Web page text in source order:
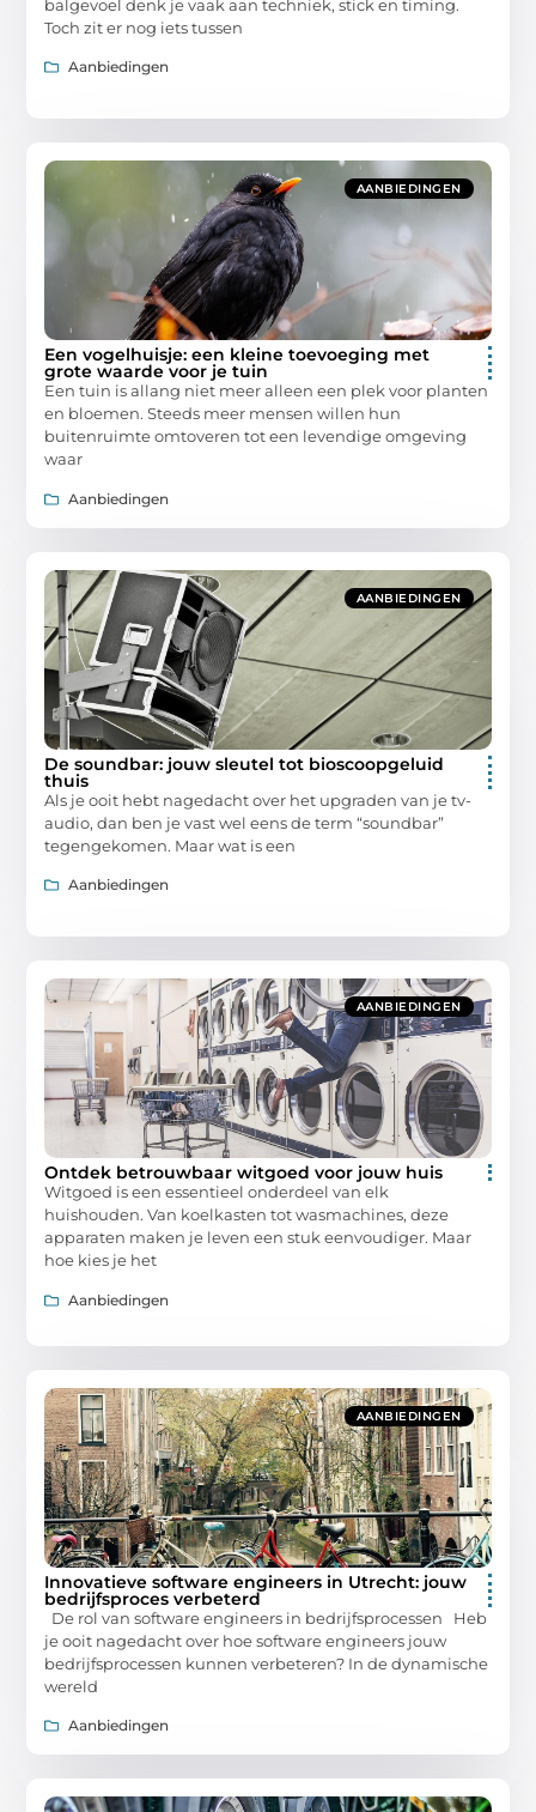
balgevoel denk je vaak aan techniek, stick en timing.
Toch zit er nog iets tussen
Aanbiedingen
AANBIEDINGEN
Een vogelhuisje: een kleine toevoeging met
grote waarde voor je tuin
Een tuin is allang niet meer alleen een plek voor planten
en bloemen. Steeds meer mensen willen hun
buitenruimte omtoveren tot een levendige omgeving
waar
Aanbiedingen
AANBIEDINGEN
De soundbar: jouw sleutel tot bioscoopgeluid
thuis
Als je ooit hebt nagedacht over het upgraden van je tv-
audio, dan ben je vast wel eens de term “soundbar”
tegengekomen. Maar wat is een
Aanbiedingen
AANBIEDINGEN
Ontdek betrouwbaar witgoed voor jouw huis
Witgoed is een essentieel onderdeel van elk
huishouden. Van koelkasten tot wasmachines, deze
apparaten maken je leven een stuk eenvoudiger. Maar
hoe kies je het
Aanbiedingen
AANBIEDINGEN
Innovatieve software engineers in Utrecht: jouw
bedrijfsproces verbeterd
De rol van software engineers in bedrijfsprocessen Heb
je ooit nagedacht over hoe software engineers jouw
bedrijfsprocessen kunnen verbeteren? In de dynamische
wereld
Aanbiedingen